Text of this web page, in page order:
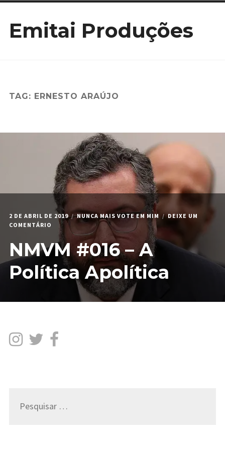
paraEmitai Produções
TAG: ERNESTO ARAÚJO
2 DE ABRIL DE 2019 NUNCA MAIS VOTE EM MIM
DEIXE UM
COMENTÁRIO EM
NMVM
#016
–
POLÍTICA
APOLÍTICA
NMVM #016 – A
Política Apolítica